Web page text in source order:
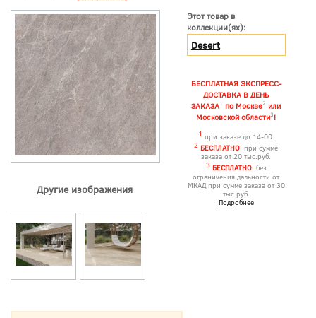
Другие изображения
Этот товар в
коллекции(ях):
Desert
БЕСПЛАТНАЯ ЭКСПРЕСС-
ДОСТАВКА В ДЕНЬ
ЗАКАЗА1 по Москве2 или
Московской области3!
1 при заказе до 14-00.
2 БЕСПЛАТНО, при сумме
заказа от 20 тыс.руб.
3 БЕСПЛАТНО, без
ограничения дальности от
МКАД при сумме заказа от 30
тыс.руб.
Подробнее